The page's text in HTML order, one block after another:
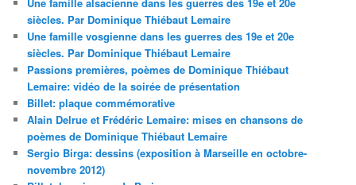
siècles. Par Dominique Thiébaut Lemaire
Une famille vosgienne dans les guerres des 19e et 20e
siècles. Par Dominique Thiébaut Lemaire
Passions premières, poèmes de Dominique Thiébaut
Lemaire: vidéo de la soirée de présentation
Billet: plaque commémorative
Alain Delrue et Frédéric Lemaire: mises en chansons de
poèmes de Dominique Thiébaut Lemaire
Sergio Birga: dessins (exposition à Marseille en octobre-
novembre 2012)